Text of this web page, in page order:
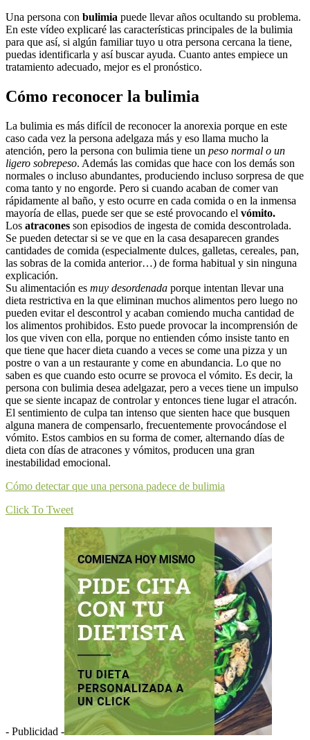
Una persona con bulimia puede llevar años ocultando su problema.
En este vídeo explicaré las características principales de la bulimia
para que así, si algún familiar tuyo u otra persona cercana la tiene,
puedas identificarla y así buscar ayuda. Cuanto antes empiece un
tratamiento adecuado, mejor es el pronóstico.
Cómo reconocer la bulimia
La bulimia es más difícil de reconocer la anorexia porque en este
caso cada vez la persona adelgaza más y eso llama mucho la
atención, pero la persona con bulimia tiene un peso normal o un
ligero sobrepeso. Además las comidas que hace con los demás son
normales o incluso abundantes, produciendo incluso sorpresa de que
coma tanto y no engorde. Pero si cuando acaban de comer van
rápidamente al baño, y esto ocurre en cada comida o en la inmensa
mayoría de ellas, puede ser que se esté provocando el vómito.
Los atracones son episodios de ingesta de comida descontrolada.
Se pueden detectar si se ve que en la casa desaparecen grandes
cantidades de comida (especialmente dulces, galletas, cereales, pan,
las sobras de la comida anterior…) de forma habitual y sin ninguna
explicación.
Su alimentación es muy desordenada porque intentan llevar una
dieta restrictiva en la que eliminan muchos alimentos pero luego no
pueden evitar el descontrol y acaban comiendo mucha cantidad de
los alimentos prohibidos. Esto puede provocar la incomprensión de
los que viven con ella, porque no entienden cómo insiste tanto en
que tiene que hacer dieta cuando a veces se come una pizza y un
postre o van a un restaurante y come en abundancia. Lo que no
saben es que cuando esto ocurre se provoca el vómito. Es decir, la
persona con bulimia desea adelgazar, pero a veces tiene un impulso
que se siente incapaz de controlar y entonces tiene lugar el atracón.
El sentimiento de culpa tan intenso que sienten hace que busquen
alguna manera de compensarlo, frecuentemente provocándose el
vómito. Estos cambios en su forma de comer, alternando días de
dieta con días de atracones y vómitos, producen una gran
inestabilidad emocional.
Cómo detectar que una persona padece de bulimia
Click To Tweet
- Publicidad -